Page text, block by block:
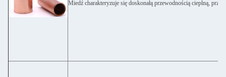
Miedź charakteryzuje się doskonałą przewodnością cieplną,